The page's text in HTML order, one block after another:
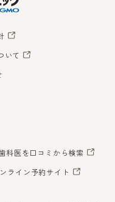
いて
科医を口コミから検索
ライン予約サイト